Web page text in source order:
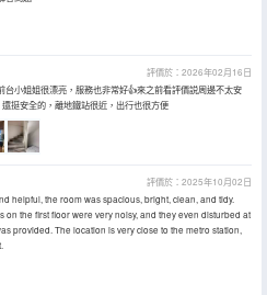
評價於：2026年02月16日
台小姐姐很漂亮，服務也非常好👍來之前看評價説周邊不太安
挺安全的，離地鐵站很近，出行也很方便
評價於：2025年10月02日
helpful, the room was spacious, bright, clean, and tidy.
on the first floor were very noisy, and they even disturbed at
provided. The location is very close to the metro station,